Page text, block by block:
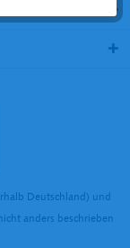
Deutschland) und
anders beschrieben